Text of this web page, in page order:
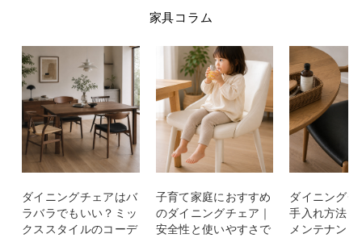
家具コラム
ダイニングチェアはバ
ラバラでもいい？ミッ
クススタイルのコーデ
子育て家庭におすすめ
のダイニングチェア｜
安全性と使いやすさで
ダイニング
手入れ方法｜
メンテナン